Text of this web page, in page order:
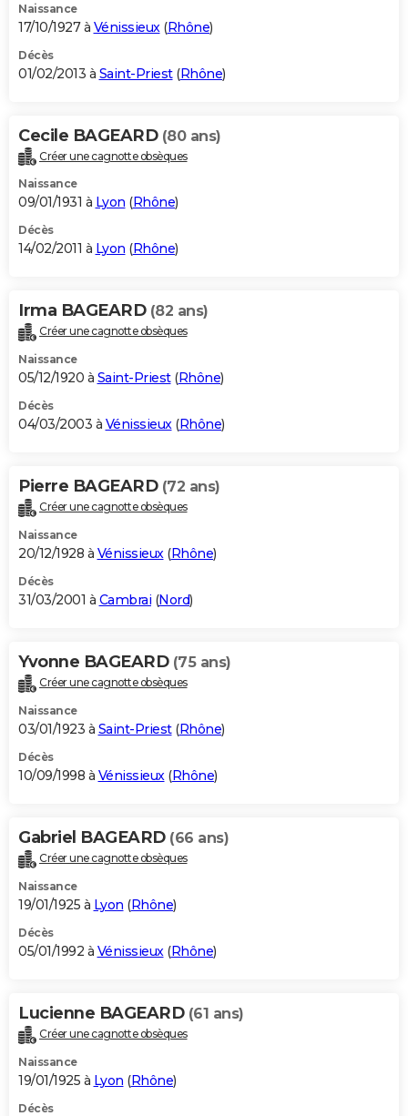
Naissance
17/10/1927 à Vénissieux (Rhône)
Décès
01/02/2013 à Saint-Priest(Rhône)
Cecile BAGEARD (80 ans)
Créer une cagnotte obsèques
Naissance
09/01/1931 à Lyon (Rhône)
Décès
14/02/2011 à Lyon (Rhône)
Irma BAGEARD (82 ans)
Créer une cagnotte obsèques
Naissance
05/12/1920 à Saint-Priest(Rhône)
Décès
04/03/2003 à Vénissieux(Rhône)
Pierre BAGEARD (72 ans)
Créer une cagnotte obsèques
Naissance
20/12/1928 à Vénissieux(Rhône)
Décès
31/03/2001 à Cambrai (Nord)
Yvonne BAGEARD (75 ans)
Créer une cagnotte obsèques
Naissance
03/01/1923 à Saint-Priest(Rhône)
Décès
10/09/1998 à Vénissieux(Rhône)
Gabriel BAGEARD (66 ans)
Créer une cagnotte obsèques
Naissance
19/01/1925 à Lyon (Rhône)
Décès
05/01/1992 à Vénissieux(Rhône)
Lucienne BAGEARD (61 ans)
Créer une cagnotte obsèques
Naissance
19/01/1925 à Lyon (Rhône)
Décès